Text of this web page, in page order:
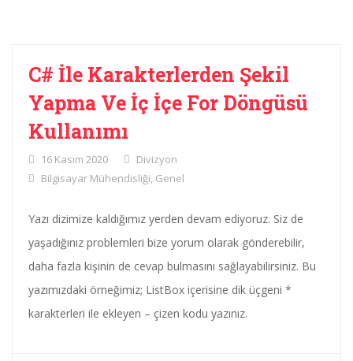
C# İle Karakterlerden Şekil
Yapma Ve İç İçe For Döngüsü
Kullanımı
16 Kasım 2020
Divizyon
Bilgisayar Mühendisliği, Genel
Yazı dizimize kaldığımız yerden devam ediyoruz. Siz de
yaşadığınız problemleri bize yorum olarak gönderebilir,
daha fazla kişinin de cevap bulmasını sağlayabilirsiniz. Bu
yazımızdaki örneğimiz; ListBox içerisine dik üçgeni *
karakterleri ile ekleyen – çizen kodu yazınız.